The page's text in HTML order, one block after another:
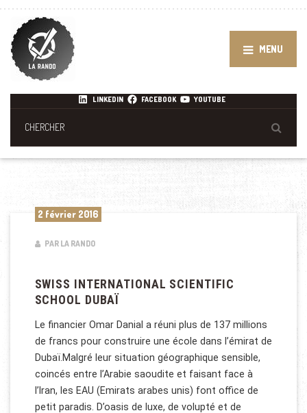
MENU
LINKEDIN FACEBOOK YOUTUBE
2 février 2016
PAR LA RANDO
SWISS INTERNATIONAL SCIENTIFIC
SCHOOL DUBAÏ
Le financier Omar Danial a réuni plus de 137 millions
de francs pour construire une école dans l’émirat de
Dubaï.Malgré leur situation géographique sensible,
coincés entre l’Arabie saoudite et faisant face à
l’Iran, les EAU (Emirats arabes unis) font office de
petit paradis. D’oasis de luxe, de volupté et de